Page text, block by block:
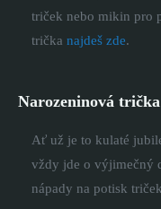
triček nebo mikin pro
trička najdeš zde.
Narozeninová trička
Ať už je to kulaté
vždy jde o výjimečný
nápady na potisk